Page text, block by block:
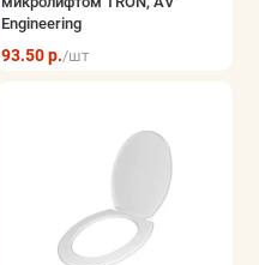
Engineering
93.50 р./шт